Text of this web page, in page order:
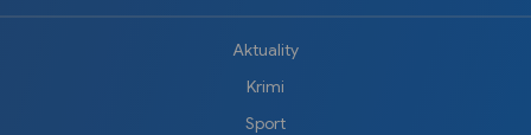
Aktuality
Krimi
Sport